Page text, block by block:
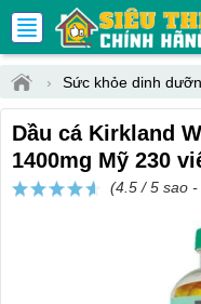
› Sức khỏe dinh
Dầu cá Kirkland
1400mg Mỹ 230
(4.5 / 5 sao -